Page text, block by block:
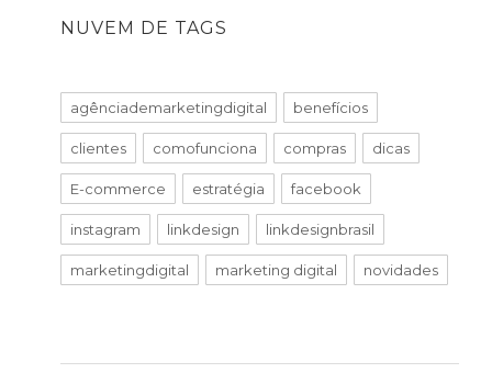
NUVEM DE TAGS
agênciademarketingdigital benefícios
clientes comofunciona compras dicas
E-commerce estratégia facebook
instagram linkdesign linkdesignbrasil
marketingdigital marketing digital novidades